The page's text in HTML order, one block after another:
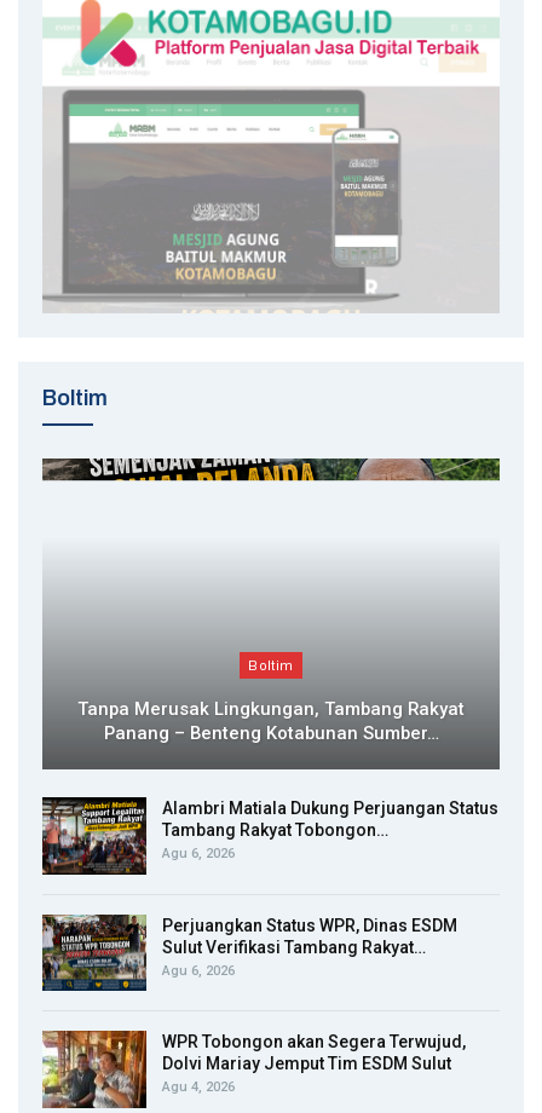
Boltim
Boltim
Tanpa Merusak Lingkungan, Tambang Rakyat
Panang – Benteng Kotabunan Sumber…
Alambri Matiala Dukung Perjuangan Status
Tambang Rakyat Tobongon…
Agu 6, 2026
Perjuangkan Status WPR, Dinas ESDM
Sulut Verifikasi Tambang Rakyat…
Agu 6, 2026
WPR Tobongon akan Segera Terwujud,
Dolvi Mariay Jemput Tim ESDM Sulut
Agu 4, 2026